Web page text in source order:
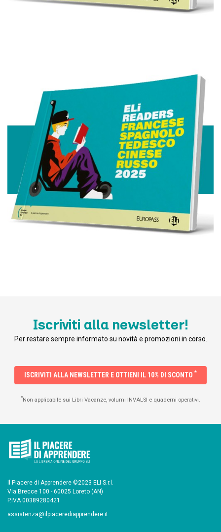
Iscriviti alla newsletter!
Per restare sempre informato su novità e promozioni in corso.
ISCRIVITI ALLA NEWSLETTER E OTTIENI IL 10% DI SCONTO *
*Non applicabile sui Libri Vacanze, volumi INVALSI e quaderni operativi.
Il Piacere di Apprendere ©2023 ELI S.r.l.
Via Brecce 100 - 60025 Loreto (AN)
P.IVA 00389280421
assistenza@ilpiacerediapprendere.it